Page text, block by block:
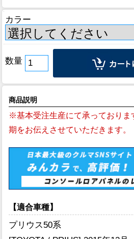
カラー
数量
商品説明
※基本受注生産にて承っておりま
期をお伝えさせていただきます。
【適合車種】
プリウス50系